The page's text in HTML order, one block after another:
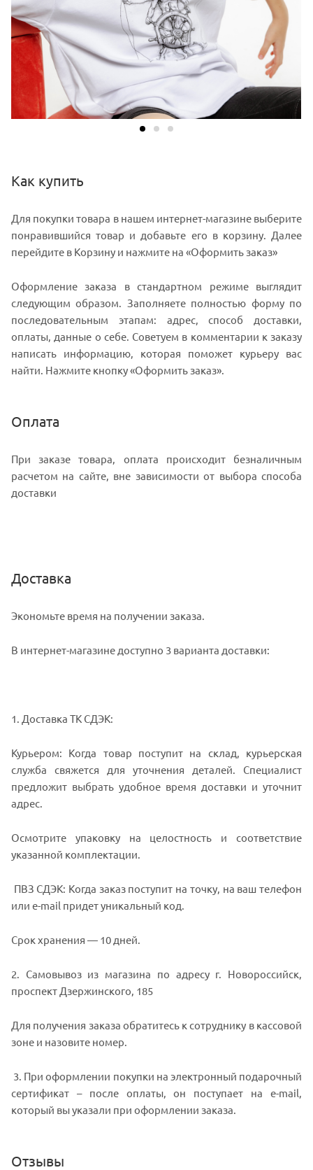
Как купить
Для покупки товара в нашем интернет-магазине выберите
понравившийся товар и добавьте его в корзину. Далее
перейдите в Корзину и нажмите на «Оформить заказ»
Оформление заказа в стандартном режиме выглядит
следующим образом. Заполняете полностью форму по
последовательным этапам: адрес, способ доставки,
оплаты, данные о себе. Советуем в комментарии к заказу
написать информацию, которая поможет курьеру вас
найти. Нажмите кнопку «Оформить заказ».
Оплата
При заказе товара, оплата происходит безналичным
расчетом на сайте, вне зависимости от выбора способа
доставки
Доставка
Экономьте время на получении заказа.
В интернет-магазине доступно 3 варианта доставки:
1. Доставка ТК СДЭК:
Курьером: Когда товар поступит на склад, курьерская
служба свяжется для уточнения деталей. Специалист
предложит выбрать удобное время доставки и уточнит
адрес.
Осмотрите упаковку на целостность и соответствие
указанной комплектации.
ПВЗ СДЭК: Когда заказ поступит на точку, на ваш телефон
или e-mail придет уникальный код.
Срок хранения — 10 дней.
2. Самовывоз из магазина по адресу г. Новороссийск,
проспект Дзержинского, 185
Для получения заказа обратитесь к сотруднику в кассовой
зоне и назовите номер.
3. При оформлении покупки на электронный подарочный
сертификат – после оплаты, он поступает на e-mail,
который вы указали при оформлении заказа.
Отзывы